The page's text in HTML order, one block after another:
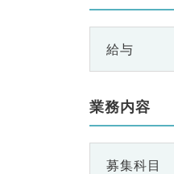
給与
業務内容
募集科目